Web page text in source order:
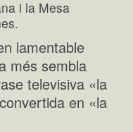
i la Mesa
lamentable
més sembla
televisiva «la
en «la